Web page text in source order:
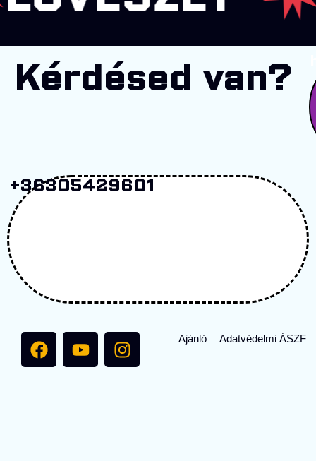
Kérdésed van?
+36305429601
Ajánló Adatvédelmi ÁSZF